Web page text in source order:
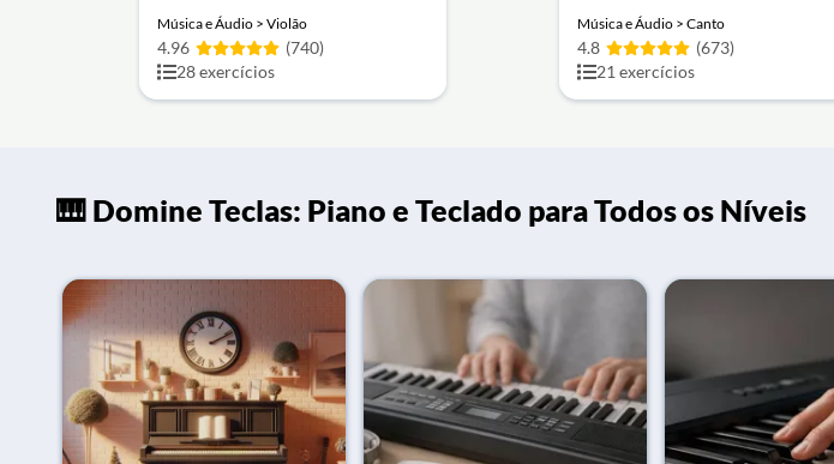
Música e Áudio > Violão
4.96 (740)
28 exercícios
Música e Áudio > Canto
4.8 (673)
21 exercícios
🎹 Domine Teclas: Piano e Teclado para Todos os Níveis